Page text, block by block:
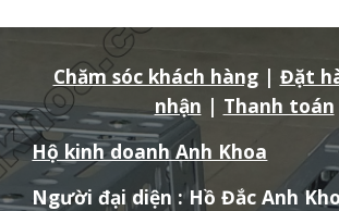
Chăm sóc khách hàng| Đặt
nhận | Thanh toán
Hộ kinh doanh Anh Khoa
Người đại diện : Hồ Đắc Anh